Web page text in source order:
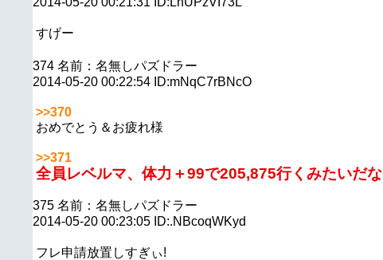
すげー
374 名前： 名無しパズドラー
2014-05-20 00:22:54 ID:mNqC7rBNcO
>>370
おめでとう＆お疲れ様
>>371
全員レベルマ、体力＋99で205,875行くみたいだな
375 名前： 名無しパズドラー
2014-05-20 00:23:05 ID:.NBcoqWKyd
フレ申請放置しすぎぃ!